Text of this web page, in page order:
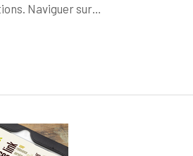
Naviguer sur…